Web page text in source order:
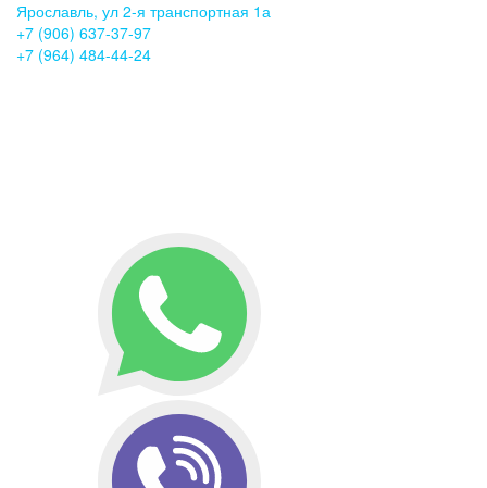
Ярославль, ул 2-я транспортная 1а
+7 (906) 637-37-97
+7 (964) 484-44-24